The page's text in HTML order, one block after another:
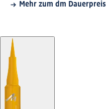
Mehr zum dm Dauerpreis